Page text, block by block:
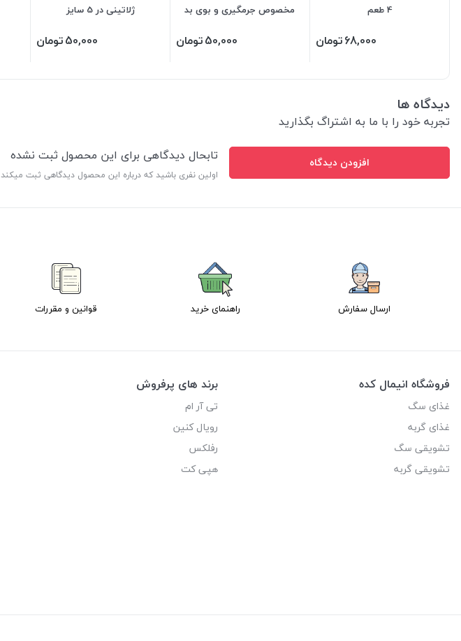
4 طعم
68,000تومان
مخصوص جرمگیری و بوی بد
50,000تومان
ژلاتینی در 5 سایز
50,000تومان
دیدگاه ها
تجربه خود را با ما به اشتراگ بگذارید
افزودن دیدگاه تابحال دیدگاهی برای این محصول ثبت نشده
اولین نفری باشید که درباره این محصول دیدگاهی ثبت میکند
ارسال سفارش راهنمای خرید قوانین و مقررات
فروشگاه انیمال کده
غذای سگ
غذای گربه
تشویقی سگ
تشویقی گربه
برند های پرفروش
تی آر ام
رویال کنین
رفلکس
هپی کت